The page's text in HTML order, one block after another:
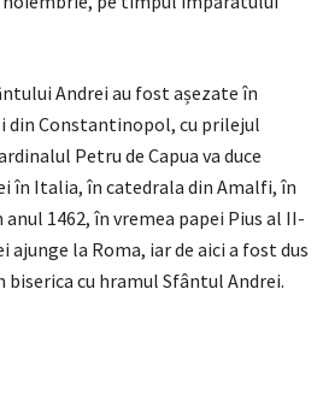
Andrei au fost așezate în
din Constantinopol, cu prilejul
Petru de Capua va duce
în Italia, în catedrala din Amalfi, în
1462, în vremea papei Pius al II-
ajunge la Roma, iar de aici a fost dus
biserica cu hramul Sfântul Andrei.